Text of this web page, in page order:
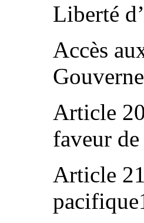
Liberté
Accès
Article
faveur
Article